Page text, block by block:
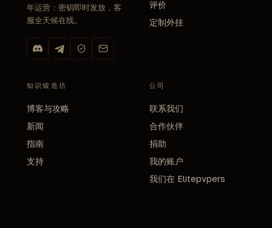
年运营：密钥即时发放，客
服全天候在线。
评价
定制外挂
知识锻造坊
博客与攻略
新闻
指南
支持
公司
联系我们
合作伙伴
捐助
我的账户
我们在 Elitepvpers